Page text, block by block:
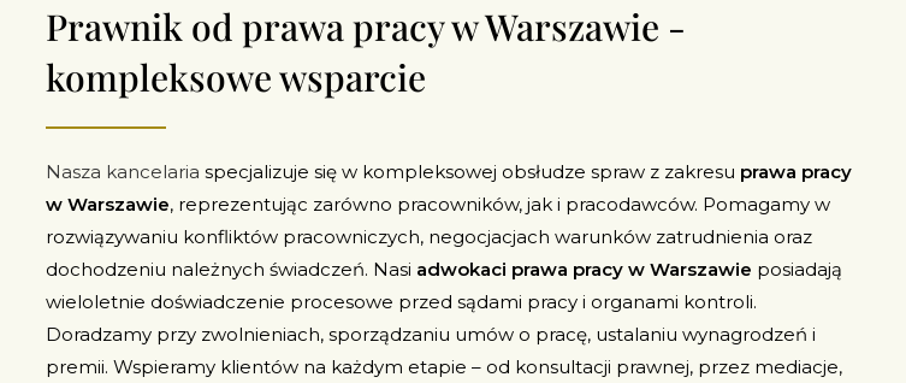
Prawnik od prawa pracy w Warszawie -
kompleksowe wsparcie
Nasza kancelaria specjalizuje się w kompleksowej obsłudze spraw z zakresu prawa pracy
w Warszawie, reprezentując zarówno pracowników, jak i pracodawców. Pomagamy w
rozwiązywaniu konfliktów pracowniczych, negocjacjach warunków zatrudnienia oraz
dochodzeniu należnych świadczeń. Nasi adwokaci prawa pracy w Warszawie posiadają
wieloletnie doświadczenie procesowe przed sądami pracy i organami kontroli.
Doradzamy przy zwolnieniach, sporządzaniu umów o pracę, ustalaniu wynagrodzeń i
premii. Wspieramy klientów na każdym etapie – od konsultacji prawnej, przez mediacje,